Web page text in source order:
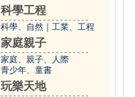
科學工程
科學、自然 工業、工程
家庭親子
家庭、親子、人際
青少年、童書
玩樂天地